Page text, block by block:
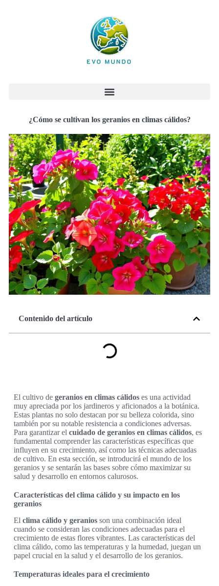
¿Cómo se cultivan los geranios en climas cálidos?
Contenido del artículo
El cultivo de geranios en climas cálidos es una actividad
muy apreciada por los jardineros y aficionados a la botánica.
Estas plantas no solo destacan por su belleza colorida, sino
también por su notable resistencia a condiciones adversas.
Para garantizar el cuidado de geranios en climas cálidos, es
fundamental comprender las características específicas que
influyen en su crecimiento, así como las técnicas adecuadas
de cultivo. En esta sección, se introducirá el mundo de los
geranios y se sentarán las bases sobre cómo maximizar su
salud y desarrollo en entornos calurosos.
Características del clima cálido y su impacto en los
geranios
El clima cálido y geranios son una combinación ideal
cuando se consideran las condiciones adecuadas para el
crecimiento de estas flores vibrantes. Las características del
clima cálido, como las temperaturas y la humedad, juegan un
papel crucial en la salud y el desarrollo de los geranios.
Temperaturas ideales para el crecimiento